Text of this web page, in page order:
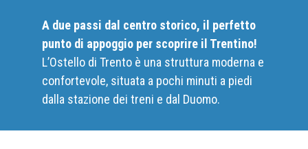
A due passi dal centro storico, il perfetto
punto di appoggio per scoprire il Trentino!
L’Ostello di Trento è una struttura moderna e
confortevole, situata a pochi minuti a piedi
dalla stazione dei treni e dal Duomo.